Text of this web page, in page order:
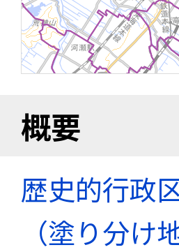
概要
歴史的行政
（塗り分け